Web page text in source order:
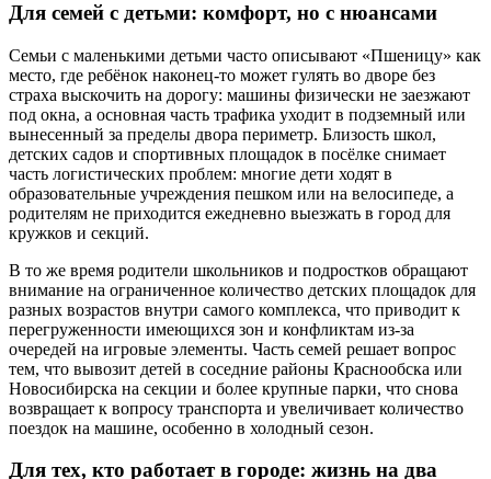
Для семей с детьми: комфорт, но с нюансами
Семьи с маленькими детьми часто описывают «Пшеницу» как
место, где ребёнок наконец-то может гулять во дворе без
страха выскочить на дорогу: машины физически не заезжают
под окна, а основная часть трафика уходит в подземный или
вынесенный за пределы двора периметр. Близость школ,
детских садов и спортивных площадок в посёлке снимает
часть логистических проблем: многие дети ходят в
образовательные учреждения пешком или на велосипеде, а
родителям не приходится ежедневно выезжать в город для
кружков и секций.
В то же время родители школьников и подростков обращают
внимание на ограниченное количество детских площадок для
разных возрастов внутри самого комплекса, что приводит к
перегруженности имеющихся зон и конфликтам из-за
очередей на игровые элементы. Часть семей решает вопрос
тем, что вывозит детей в соседние районы Краснообска или
Новосибирска на секции и более крупные парки, что снова
возвращает к вопросу транспорта и увеличивает количество
поездок на машине, особенно в холодный сезон.
Для тех, кто работает в городе: жизнь на два